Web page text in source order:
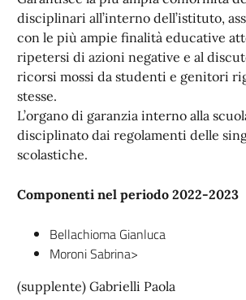
disciplinari all’interno dell’istituto,
con le più ampie finalità educative
ripetersi di azioni negative e al
ricorsi mossi da studenti e genitori
stesse.
L’organo di garanzia interno alla
disciplinato dai regolamenti delle
scolastiche.
Componenti nel periodo 2022-2023
Bellachioma Gianluca
Moroni Sabrina>
(supplente) Gabrielli Paola